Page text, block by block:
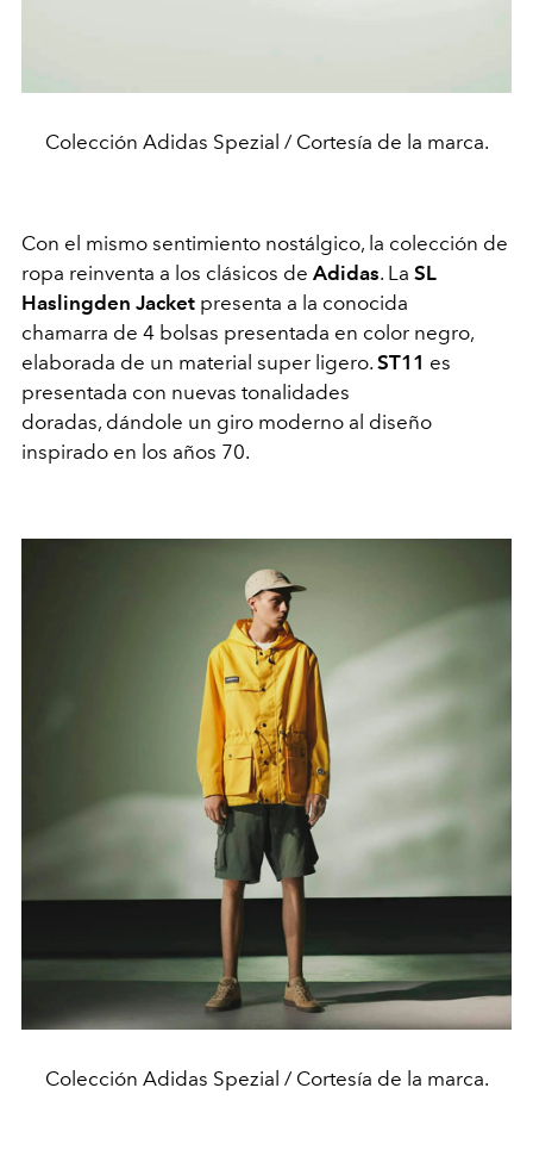
Colección Adidas Spezial / Cortesía de la marca.
Con el mismo sentimiento nostálgico, la colección de
ropa reinventa a los clásicos de Adidas. La SL
Haslingden Jacket presenta a la conocida
chamarra de 4 bolsas presentada en color negro,
elaborada de un material super ligero. ST11 es
presentada con nuevas tonalidades
doradas, dándole un giro moderno al diseño
inspirado en los años 70.
Colección Adidas Spezial / Cortesía de la marca.